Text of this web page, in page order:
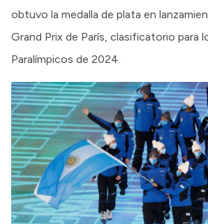
obtuvo la medalla de plata en
Grand Prix de París, clasificatorio para
Paralímpicos de 2024.